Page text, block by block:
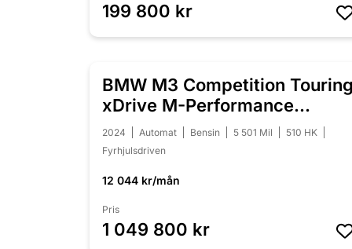
199 800 kr
NYINKOMMEN
BMW M3 Competition
xDrive M-Performance
Individual
2024 Automat Bensin 5 501 Mil
510 HK
Fyrhjulsdriven
12 044 kr/mån
Pris
1 049 800 kr